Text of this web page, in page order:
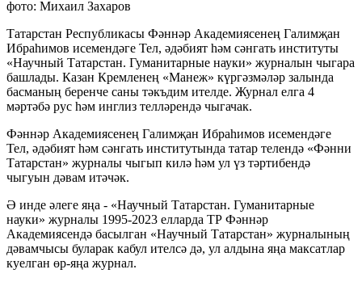
фото: Михаил Захаров
Татарстан Республикасы Фәннәр Академиясенең Галимҗан
Ибраһимов исемендәге Тел, әдәбият һәм сәнгать институты
«Научный Татарстан. Гуманитарные науки» журналын чыгара
башлады. Казан Кремленең «Манеж» күргәзмәләр залында
басманың беренче саны тәкъдим ителде. Журнал елга 4
мәртәбә рус һәм инглиз телләрендә чыгачак.
Фәннәр Академиясенең Галимҗан Ибраһимов исемендәге
Тел, әдәбият һәм сәнгать институтында татар телендә «Фәнни
Татарстан» журналы чыгып килә һәм ул үз тәртибендә
чыгуын дәвам итәчәк.
Ә инде әлеге яңа - «Научный Татарстан. Гуманитарные
науки» журналы 1995-2023 елларда ТР Фәннәр
Академиясендә басылган «Научный Татарстан» журналының
дәвамчысы буларак кабул ителсә дә, ул алдына яңа максатлар
куелган өр-яңа журнал.